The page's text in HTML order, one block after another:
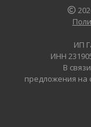
ИП
ИНН
В
предложения на